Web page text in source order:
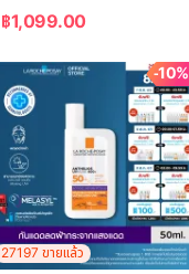
Defender Invisible Fluid
SPF50+ PA++++ 50ml
กันแดดล่องหน บางเบา ไม่
เหนอะหนะ
฿1,099.00
-10%
27197 ขายแล้ว